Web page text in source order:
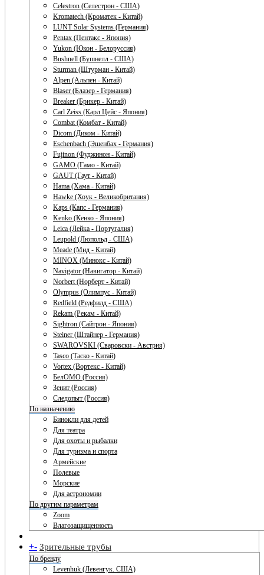
Celestron (Селестрон - США)
Kromatech (Кроматек - Китай)
LUNT Solar Systems (Германия)
Pentax (Пентакс - Япония)
Yukon (Юкон - Белоруссия)
Bushnell (Бушнелл - США)
Sturman (Штурман - Китай)
Alpen (Альпен - Китай)
Blaser (Блазер - Германия)
Breaker (Брикер - Китай)
Carl Zeiss (Карл Цейс - Япония)
Combat (Комбат - Китай)
Dicom (Диком - Китай)
Eschenbach (Эшенбах - Германия)
Fujinon (Фуджинон - Китай)
GAMO (Гамо - Китай)
GAUT (Гаут - Китай)
Hama (Хама - Китай)
Hawke (Хоук - Великобритания)
Kaps (Капс - Германия)
Kenko (Кенко - Япония)
Leica (Лейка - Португалия)
Leupold (Люпольд - США)
Meade (Мид - Китай)
MINOX (Минокс - Китай)
Navigator (Навигатор - Китай)
Norbert (Норберт - Китай)
Olympus (Олимпус - Китай)
Redfield (Редфилд - США)
Rekam (Рекам - Китай)
Sightron (Сайтрон - Япония)
Steiner (Штайнер - Германия)
SWAROVSKI (Сваровски - Австрия)
Tasco (Таско - Китай)
Vortex (Вортекс - Китай)
БелОМО (Россия)
Зенит (Россия)
Следопыт (Россия)
По назначению
Бинокли для детей
Для театра
Для охоты и рыбалки
Для туризма и спорта
Армейские
Полевые
Морские
Для астрономии
По другим параметрам
Zoom
Влагозащищенность
+- Зрительные трубы
По бренду
Levenhuk (Левенгук. США)